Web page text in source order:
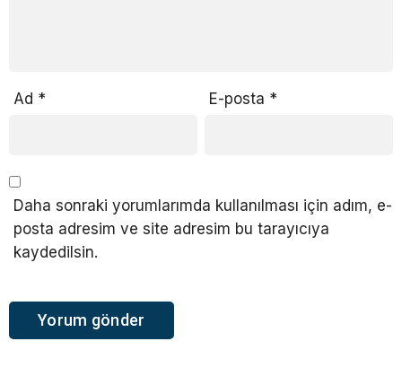
Ad * E-posta *
Daha sonraki yorumlarımda kullanılması için adım, e-
posta adresim ve site adresim bu tarayıcıya
kaydedilsin.